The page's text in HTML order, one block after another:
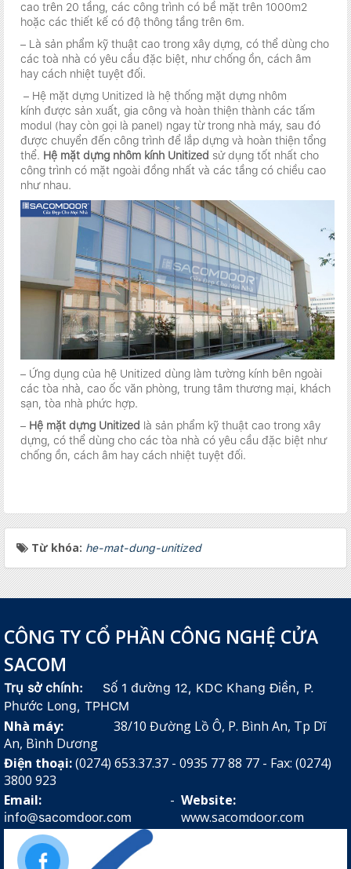
cao trên 20 tầng, các công trình có bề mặt trên 1000m2
hoặc các thiết kế có độ thông tầng trên 6m.
– Là sản phẩm kỹ thuật cao trong xây dựng, có thể dùng cho
các toà nhà có yêu cầu đặc biệt, như chống ồn, cách âm
hay cách nhiệt tuyệt đối.
– Hệ mặt dựng Unitized là hệ thống mặt dựng nhôm
kính được sản xuất, gia công và hoàn thiện thành các tấm
modul (hay còn gọi là panel) ngay từ trong nhà máy, sau đó
được chuyển đến công trình để lắp dựng và hoàn thiện tổng
thể. Hệ mặt dựng nhôm kính Unitized sử dụng tốt nhất cho
công trình có mặt ngoài đồng nhất và các tầng có chiều cao
như nhau.
– Ứng dụng của hệ Unitized dùng làm tường kính bên ngoài
các tòa nhà, cao ốc văn phòng, trung tâm thương mại, khách
sạn, tòa nhà phức hợp.
– Hệ mặt dựng Unitized là sản phẩm kỹ thuật cao trong xây
dựng, có thể dùng cho các tòa nhà có yêu cầu đặc biệt như
chống ồn, cách âm hay cách nhiệt tuyệt đối.
Từ khóa: he-mat-dung-unitized
CÔNG TY CỔ PHẦN CÔNG NGHỆ CỬA
SACOM
Trụ sở chính:
Số 1 đường 12, KDC Khang Điền, P.
Phước Long, TPHCM
Nhà máy: 38/10 Đường Lồ Ô, P. Bình An, Tp Dĩ
An, Bình Dương
Điện thoại:(0274) 653.37.37 - 0935 77 88 77 - Fax: (0274)
3800 923
Email:
info@sacomdoor.com
- Website:
www.sacomdoor.com